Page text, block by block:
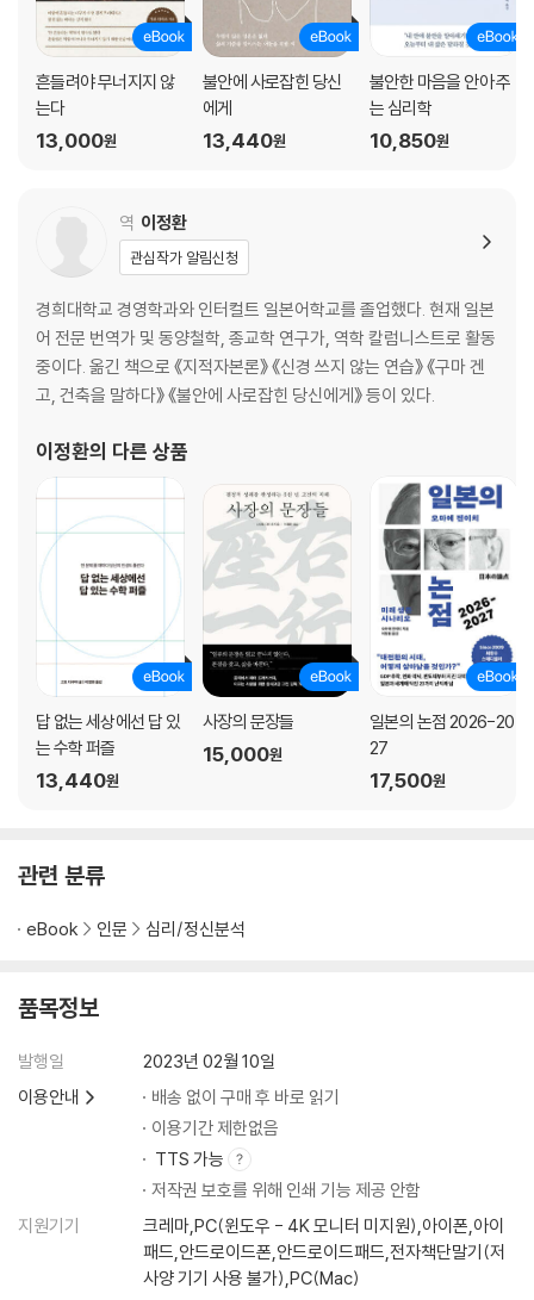
· 아무리 인정을 받아도 만족하지 못한다
· 주변 사람들에게 죄의식을 느끼게 만든다
· 주변 사람들에게 의무를 부과한다
· 고민과 공격성은 밀접한 관계를 맺고 있다
· 현실에 맞설 생각을 하지 않는다
· 험담이나 불평은 감추어진 분노다
4장 고민을 위한 고민이 되풀이될 뿐이다
· 불행에서 헤어나올 수 없다
· 빠져나올 수 있지만 빠져나오려 하지 않는다
· 공격하는 타입과 불행해지는 타입이 있다
· 힘들다고 말하면서도 놓지 않는다
· 마음의 거주지가 없어 상대에게 집착한다
· 상대방도 불행해지기를 바란다
· 현실을 부정하고 독선적으로 관계를 결정한다
· 과거 속에 살기 때문에 전진할 수 없다
· 공포에 떠는 것보다 현재의 불행이 더 낫다
5장 자기 연민에서 빠져나와야 고민에서 벗어난다
· 안전한 불행보다 성장의 고통을 선택해야 한다
· 좋은 사람인 척 연기할 필요가 없다
· 수동적 태도를 버려야 트러블이 사라진다
· 다른 사람을 부러워할 필요 없다
· 거짓 사랑에 빠지는 것을 경계해야 한다
· 타인의 평가에 흔들리지 않는다
· 지나치게 과민한 이유가 있다
· 주변 사람들을 적으로 느끼지 않는다
· 자신에 대한 부정적인 암시를 깨닫는다
6장 마음이 성장해 온 역사를 이해한다
· 편한 것보다 행복을 선택해야 한다
· 감추어진 분노의 크기를 이해해야 한다
· 지금까지 충분히 잘 살아왔다
흔들려야 무너지지 않
는다
13,000원
불안에 사로잡힌 당신
에게
13,440원
불안한 마음을 안아 주
는 심리학
10,850원
역 이정환
관심작가 알림신청
경희대학교 경영학과와 인터컬트 일본어학교를 졸업했다. 현재 일본
어 전문 번역가 및 동양철학, 종교학 연구가, 역학 칼럼니스트로 활동
중이다. 옮긴 책으로 《지적자본론》 《신경 쓰지 않는 연습》 《구마 겐
고, 건축을 말하다》 《불안에 사로잡힌 당신에게》 등이 있다.
이정환의 다른 상품
답 없는 세상에선 답 있
는 수학 퍼즐
13,440원
사장의 문장들
15,000원
일본의 논점 2026-20
27
17,500원
관련 분류
eBook 인문 심리/정신분석
품목정보
발행일
2023년 02월 10일
이용안내
배송 없이 구매 후 바로 읽기
이용기간 제한없음
TTS 가능
저작권 보호를 위해 인쇄 기능 제공 안함
지원기기
크레마,PC(윈도우 - 4K 모니터 미지원),아이폰,아이
패드,안드로이드폰,안드로이드패드,전자책단말기(저
사양 기기 사용 불가),PC(Mac)